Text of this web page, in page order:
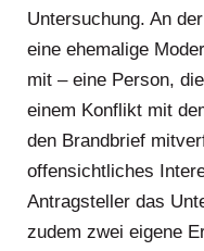
Untersuchung. An
eine ehemalige
mit – eine Person,
einem Konflikt mit
den Brandbrief
offensichtliches
Antragsteller das
zudem zwei eigene